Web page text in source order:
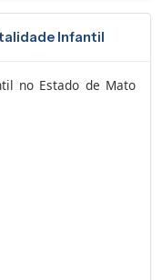
Infantil
no Estado de Mato